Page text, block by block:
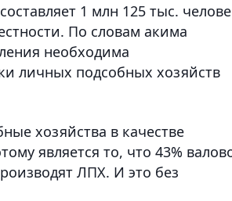
1 млн 125 тыс.
По словам акима
необходима
личных подсобных хозяйств
хозяйства в качестве
является то, что 43%
ЛПХ. И это без